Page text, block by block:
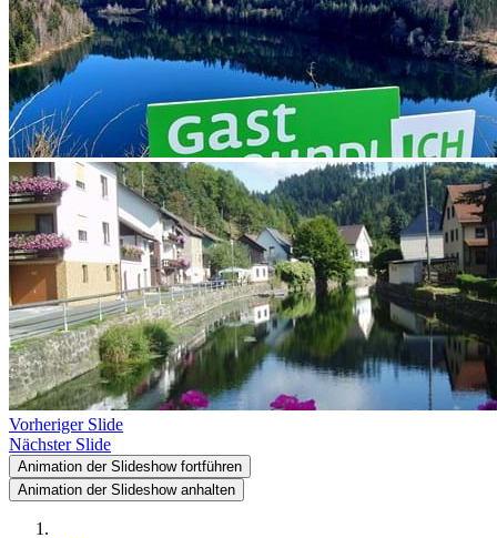
Vorheriger Slide
Nächster Slide
Animation der Slideshow fortführen
Animation der Slideshow anhalten